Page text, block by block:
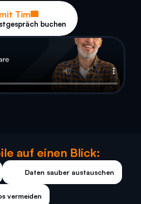
Tim
buchen
auf einen Blick:
Daten sauber austauschen
vermeiden